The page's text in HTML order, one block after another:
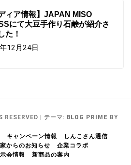
ィア情報】JAPAN MISO
にて大豆手作り石鹸が紹介さ
た！
12月24日
RESERVED テーマ: BLOG PRIME BY
キャンペーン情報
しんこさん通信
からのお知らせ
企業コラボ
会情報
新商品の案内